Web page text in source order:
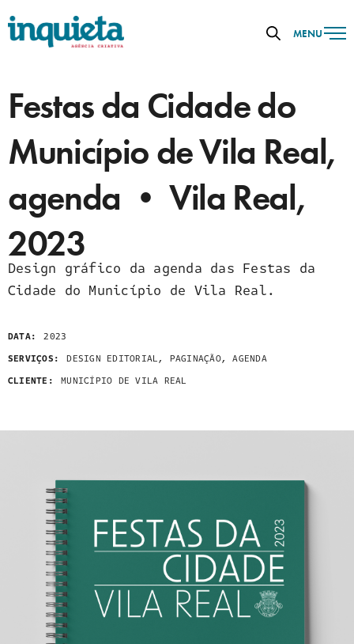
MENU
Festas da Cidade do
Município de Vila Real,
agenda • Vila Real,
2023
Design gráfico da agenda das Festas da
Cidade do Município de Vila Real.
DATA:
2023
SERVIÇOS:
DESIGN EDITORIAL, PAGINAÇÃO, AGENDA
CLIENTE:
MUNICÍPIO DE VILA REAL